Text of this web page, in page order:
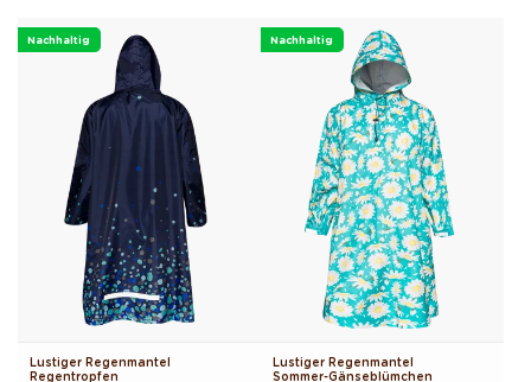
Nachhaltig
Lustiger Regenmantel
Regentropfen
Nachhaltig
Lustiger Regenmantel
Sommer-Gänseblümchen